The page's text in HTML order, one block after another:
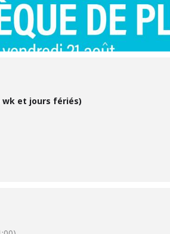
wk et jours fériés)